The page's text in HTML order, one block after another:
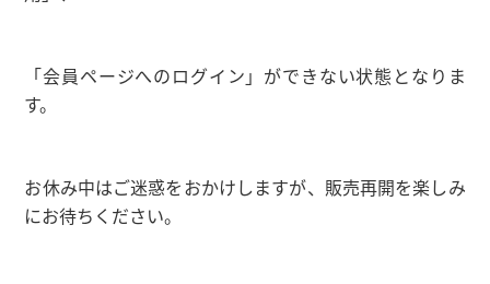
「会員ページへのログイン」ができない状態となりま
す。
お休み中はご迷惑をおかけしますが、販売再開を楽しみ
にお待ちください。